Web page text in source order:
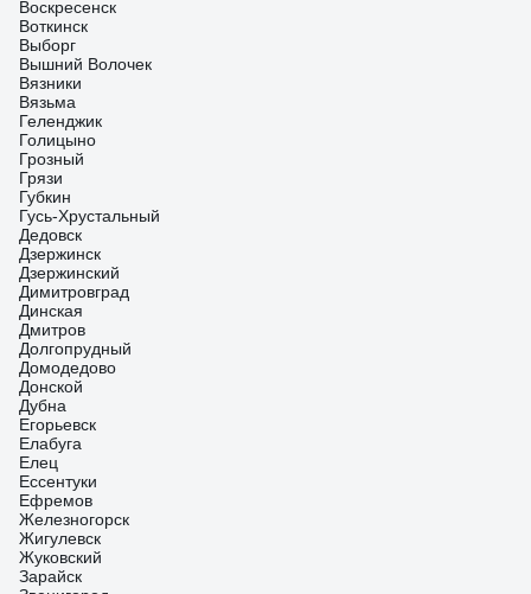
Воскресенск
Воткинск
Выборг
Вышний Волочек
Вязники
Вязьма
Геленджик
Голицыно
Грозный
Грязи
Губкин
Гусь-Хрустальный
Дедовск
Дзержинск
Дзержинский
Димитровград
Динская
Дмитров
Долгопрудный
Домодедово
Донской
Дубна
Егорьевск
Елабуга
Елец
Ессентуки
Ефремов
Железногорск
Жигулевск
Жуковский
Зарайск